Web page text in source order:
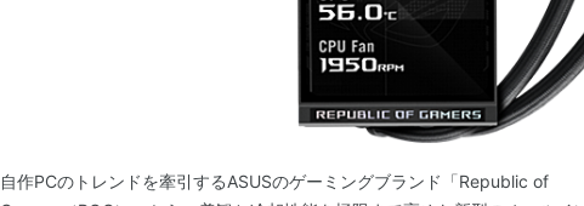
自作PCのトレンドを牽引するASUSのゲーミングブランド「Republic of